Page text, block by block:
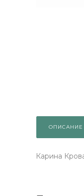
ОПИСАНИЕ
Карина